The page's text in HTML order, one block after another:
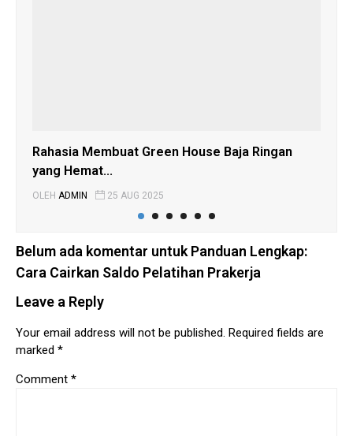
Rahasia Membuat Green House Baja Ringan
yang Hemat...
OLEH ADMIN 25 AUG 2025
Belum ada komentar untuk Panduan Lengkap:
Cara Cairkan Saldo Pelatihan Prakerja
Leave a Reply
Your email address will not be published. Required fields are
marked *
Comment *